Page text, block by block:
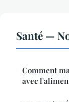
Santé —
Comment
avec